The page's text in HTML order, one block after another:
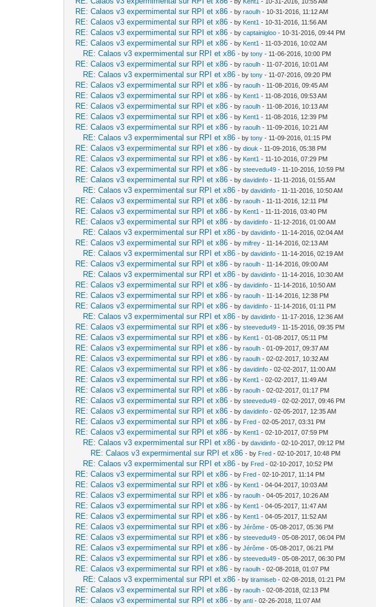
RE: Calaos v3 expermimental sur RPI et x86 - byraoulh - 10-31-2016, 11:12 AM
RE: Calaos v3 expermimental sur RPI et x86 - by Kent1 - 10-31-2016, 11:56 AM
RE: Calaos v3 expermimental sur RPI et x86 - bycaptainigloo - 10-31-2016, 09:44 PM
RE: Calaos v3 expermimental sur RPI et x86 - by Kent1 - 11-03-2016, 10:02 AM
RE: Calaos v3 expermimental sur RPI et x86 - bytony - 11-06-2016, 10:00 PM
RE: Calaos v3 expermimental sur RPI et x86 - byraoulh - 11-07-2016, 10:01 AM
RE: Calaos v3 expermimental sur RPI et x86 - bytony - 11-07-2016, 09:20 PM
RE: Calaos v3 expermimental sur RPI et x86 - byraoulh - 11-08-2016, 09:45 AM
RE: Calaos v3 expermimental sur RPI et x86 - by Kent1 - 11-08-2016, 09:53 AM
RE: Calaos v3 expermimental sur RPI et x86 - byraoulh - 11-08-2016, 10:13 AM
RE: Calaos v3 expermimental sur RPI et x86 - by Kent1 - 11-08-2016, 12:39 PM
RE: Calaos v3 expermimental sur RPI et x86 - byraoulh - 11-09-2016, 10:21 AM
RE: Calaos v3 expermimental sur RPI et x86 - bytony - 11-09-2016, 01:15 PM
RE: Calaos v3 expermimental sur RPI et x86 - bydiouk - 11-09-2016, 05:38 PM
RE: Calaos v3 expermimental sur RPI et x86 - by Kent1 - 11-10-2016, 07:29 PM
RE: Calaos v3 expermimental sur RPI et x86 - bysteevedu49 - 11-10-2016, 10:59 PM
RE: Calaos v3 expermimental sur RPI et x86 - bydavidinfo - 11-11-2016, 01:55 AM
RE: Calaos v3 expermimental sur RPI et x86 - bydavidinfo - 11-11-2016, 10:50 AM
RE: Calaos v3 expermimental sur RPI et x86 - byraoulh - 11-11-2016, 12:11 PM
RE: Calaos v3 expermimental sur RPI et x86 - by Kent1 - 11-11-2016, 03:40 PM
RE: Calaos v3 expermimental sur RPI et x86 - bydavidinfo - 11-12-2016, 01:00 AM
RE: Calaos v3 expermimental sur RPI et x86 - bydavidinfo - 11-14-2016, 02:04 AM
RE: Calaos v3 expermimental sur RPI et x86 - bymifrey - 11-14-2016, 02:13 AM
RE: Calaos v3 expermimental sur RPI et x86 - bydavidinfo - 11-14-2016, 02:19 AM
RE: Calaos v3 expermimental sur RPI et x86 - byraoulh - 11-14-2016, 09:00 AM
RE: Calaos v3 expermimental sur RPI et x86 - bydavidinfo - 11-14-2016, 10:30 AM
RE: Calaos v3 expermimental sur RPI et x86 - bydavidinfo - 11-14-2016, 10:50 AM
RE: Calaos v3 expermimental sur RPI et x86 - byraoulh - 11-14-2016, 12:38 PM
RE: Calaos v3 expermimental sur RPI et x86 - bydavidinfo - 11-14-2016, 01:11 PM
RE: Calaos v3 expermimental sur RPI et x86 - bydavidinfo - 11-17-2016, 12:36 AM
RE: Calaos v3 expermimental sur RPI et x86 - bysteevedu49 - 11-15-2016, 09:35 PM
RE: Calaos v3 expermimental sur RPI et x86 - by Kent1 - 01-08-2017, 05:11 PM
RE: Calaos v3 expermimental sur RPI et x86 - byraoulh - 01-09-2017, 09:37 AM
RE: Calaos v3 expermimental sur RPI et x86 - byraoulh - 02-02-2017, 10:32 AM
RE: Calaos v3 expermimental sur RPI et x86 - bydavidinfo - 02-02-2017, 11:00 AM
RE: Calaos v3 expermimental sur RPI et x86 - by Kent1 - 02-02-2017, 11:49 AM
RE: Calaos v3 expermimental sur RPI et x86 - byraoulh - 02-02-2017, 01:17 PM
RE: Calaos v3 expermimental sur RPI et x86 - bysteevedu49 - 02-02-2017, 09:46 PM
RE: Calaos v3 expermimental sur RPI et x86 - bydavidinfo - 02-05-2017, 12:35 AM
RE: Calaos v3 expermimental sur RPI et x86 - by Fred - 02-05-2017, 03:31 PM
RE: Calaos v3 expermimental sur RPI et x86 - by Kent1 - 02-10-2017, 07:59 PM
RE: Calaos v3 expermimental sur RPI et x86 - bydavidinfo - 02-10-2017, 09:12 PM
RE: Calaos v3 expermimental sur RPI et x86 - by Fred - 02-10-2017, 10:48 PM
RE: Calaos v3 expermimental sur RPI et x86 - by Fred - 02-10-2017, 10:52 PM
RE: Calaos v3 expermimental sur RPI et x86 - by Fred - 02-10-2017, 11:14 PM
RE: Calaos v3 expermimental sur RPI et x86 - by Kent1 - 04-04-2017, 10:03 AM
RE: Calaos v3 expermimental sur RPI et x86 - byraoulh - 04-05-2017, 10:26 AM
RE: Calaos v3 expermimental sur RPI et x86 - by Kent1 - 04-05-2017, 11:47 AM
RE: Calaos v3 expermimental sur RPI et x86 - by Kent1 - 04-05-2017, 11:52 AM
RE: Calaos v3 expermimental sur RPI et x86 - byJérôme - 05-08-2017, 05:36 PM
RE: Calaos v3 expermimental sur RPI et x86 - bysteevedu49 - 05-08-2017, 06:04 PM
RE: Calaos v3 expermimental sur RPI et x86 - byJérôme - 05-08-2017, 06:21 PM
RE: Calaos v3 expermimental sur RPI et x86 - bysteevedu49 - 05-08-2017, 06:30 PM
RE: Calaos v3 expermimental sur RPI et x86 - byraoulh - 02-08-2018, 01:07 PM
RE: Calaos v3 expermimental sur RPI et x86 - bytiramiseb - 02-08-2018, 01:21 PM
RE: Calaos v3 expermimental sur RPI et x86 - byraoulh - 02-08-2018, 02:13 PM
RE: Calaos v3 expermimental sur RPI et x86 - byanti - 02-26-2018, 11:07 AM